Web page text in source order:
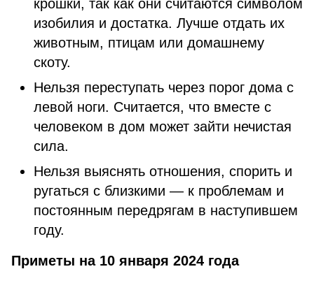
крошки, так как они считаются символом
изобилия и достатка. Лучше отдать их
животным, птицам или домашнему
скоту.
Нельзя переступать через порог дома с
левой ноги. Считается, что вместе с
человеком в дом может зайти нечистая
сила.
Нельзя выяснять отношения, спорить и
ругаться с близкими — к проблемам и
постоянным передрягам в наступившем
году.
Приметы на 10 января 2024 года